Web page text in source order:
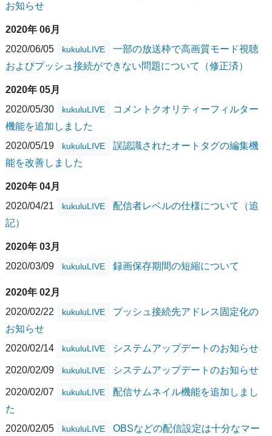
お知らせ
2020年 06月
2020/06/05
kukuluLIVE
一部の放送枠で高画質モード視聴
およびプッシュ接続ができない問題について（修正済）
2020年 05月
2020/05/30
kukuluLIVE
コメントクオリティーフィルター
機能を追加しました
2020/05/19
kukuluLIVE
誤認識されたオートタグの編集機
能を改善しました
2020年 04月
2020/04/21
kukuluLIVE
配信者レベルの仕様について（追
記）
2020年 03月
2020/03/09
kukuluLIVE 録画保存期間の短縮について
2020年 02月
2020/02/22
kukuluLIVE
プッシュ接続先アドレス固定化の
お知らせ
2020/02/14
kukuluLIVE システムアップデートのお知らせ
2020/02/09 kukuluLIVE システムアップデートのお知らせ
2020/02/07 kukuluLIVE
配信サムネイル機能を追加しまし
た
2020/02/05
kukuluLIVE
OBSなどの配信設定は十分なマー